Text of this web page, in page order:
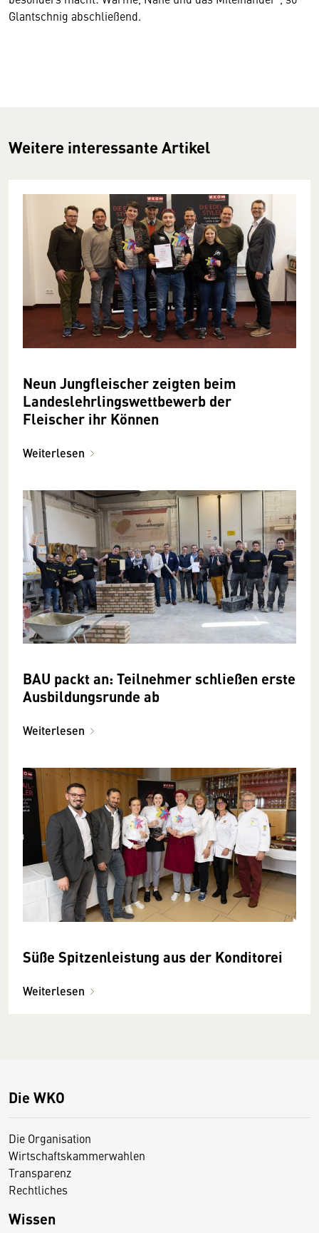
Glantschnig abschließend.
Weitere interessante Artikel
Neun Jungfleischer zeigten beim
Landeslehrlingswettbewerb der
Fleischer ihr Können
Weiterlesen
BAU packt an: Teilnehmer schließen erste
Ausbildungsrunde ab
Weiterlesen
Süße Spitzenleistung aus der Konditorei
Weiterlesen
Die WKO
Die Organisation
Wirtschaftskammerwahlen
Transparenz
Rechtliches
Wissen